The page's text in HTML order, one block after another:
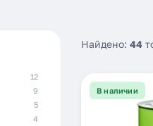
12
9
5
4
Найдено: 44
В наличии